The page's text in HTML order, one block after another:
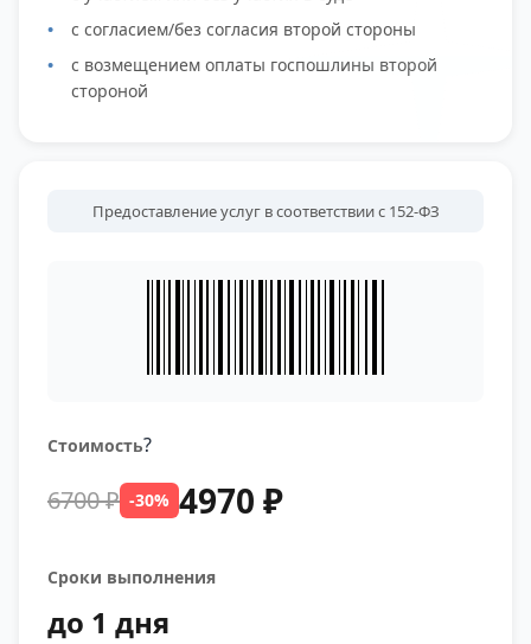
с согласием/без согласия второй стороны
с возмещением оплаты госпошлины второй
стороной
Предоставление услуг в соответствии с 152-ФЗ
Стоимость?
6700 ₽ -30% 4970 ₽
Сроки выполнения
до 1 дня